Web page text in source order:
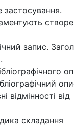
застосування.
запис.
відмінності від
складання